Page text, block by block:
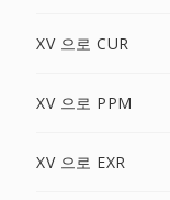
XV 으로 CUR
XV 으로 PPM
XV 으로 EXR